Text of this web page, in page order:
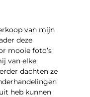
van mijn
deze
mooie foto’s
van elke
dachten ze
heb kunnen